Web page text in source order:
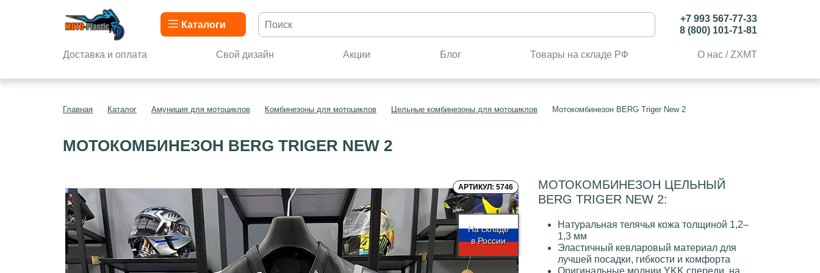
Каталоги
+7 993 567-77-33
8 (800) 101-71-81
Доставка и оплата Свой дизайн Акции Блог Товары на складе РФ О нас / ZXMT
Главная Каталог Амуниция для мотоциклов Комбинезоны для мотоциклов Цельные комбинезоны для мотоциклов Мотокомбинезон BERG Triger New 2
МОТОКОМБИНЕЗОН BERG TRIGER NEW 2
АРТИКУЛ: 5746
На складе
в России
МОТОКОМБИНЕЗОН ЦЕЛЬНЫЙ
BERG TRIGER NEW 2:
Натуральная телячья кожа толщиной 1,2–
1,3 мм
Эластичный кевларовый материал для
лучшей посадки, гибкости и комфорта
Оригинальные молнии YKK спереди, на